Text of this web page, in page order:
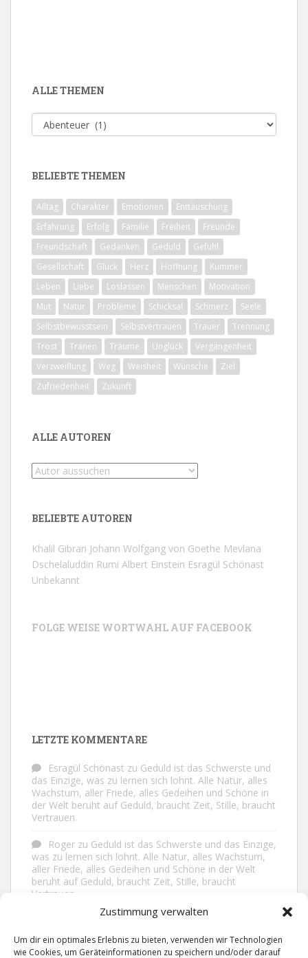
Zustimmung verwalten
Um dir ein optimales Erlebnis zu bieten, verwenden wir Technologien
wie Cookies, um Geräteinformationen zu speichern und/oder darauf
ALLE THEMEN
Alle
Themen
BELIEBTE THEMEN
Alltag Charakter Emotionen
Enttäuschung
Erfahrung
Erfolg Familie Freiheit
Freunde
Freundschaft
Gedanken Geduld
Gefühl
Gesellschaft
Glück Herz Hoffnung
Kummer
Leben
Liebe Loslassen Menschen
Motivation
Mut
Natur Probleme Schicksal Schmerz
Seele
Selbstbewusstsein
Selbstvertrauen Trauer
Trennung
Trost
Tränen Träume Unglück
Vergangenheit
Verzweiflung
Weg Weisheit Wünsche
Ziel
Zufriedenheit
Zukunft
ALLE AUTOREN
BELIEBTE AUTOREN
Khalil Gibran Johann Wolfgang von Goethe Mevlana
Dschelaluddin Rumi Albert Einstein Esragül Schönast
Unbekannt
FOLGE WEISE WORTWAHL AUF FACEBOOK
LETZTE KOMMENTARE
Esragül Schönast zu Geduld ist das Schwerste und
das Einzige, was zu lernen sich lohnt. Alle Natur, alles
Wachstum, aller Friede, alles Gedeihen und Schöne in
der Welt beruht auf Geduld, braucht Zeit, Stille, braucht
Vertrauen.
Roger zu Geduld ist das Schwerste und das Einzige,
was zu lernen sich lohnt. Alle Natur, alles Wachstum,
aller Friede, alles Gedeihen und Schöne in der Welt
beruht auf Geduld, braucht Zeit, Stille, braucht
Vertrauen.
Nichts in unserem Leben